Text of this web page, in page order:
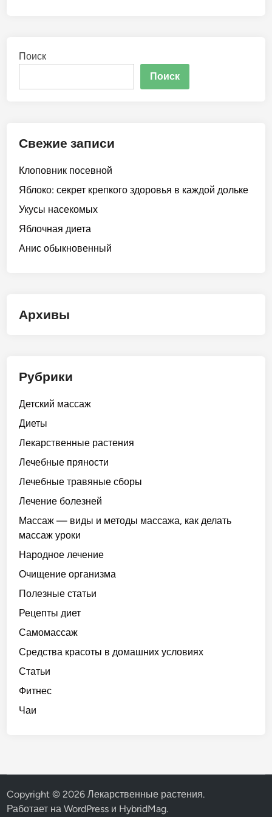
Поиск
Поиск
Свежие записи
Клоповник посевной
Яблоко: секрет крепкого здоровья в каждой дольке
Укусы насекомых
Яблочная диета
Анис обыкновенный
Архивы
Рубрики
Детский массаж
Диеты
Лекарственные растения
Лечебные пряности
Лечебные травяные сборы
Лечение болезней
Массаж — виды и методы массажа, как делать
массаж уроки
Народное лечение
Очищение организма
Полезные статьи
Рецепты диет
Самомассаж
Средства красоты в домашних условиях
Статьи
Фитнес
Чаи
Copyright © 2026Лекарственные растения.
Работает наWordPress и HybridMag.